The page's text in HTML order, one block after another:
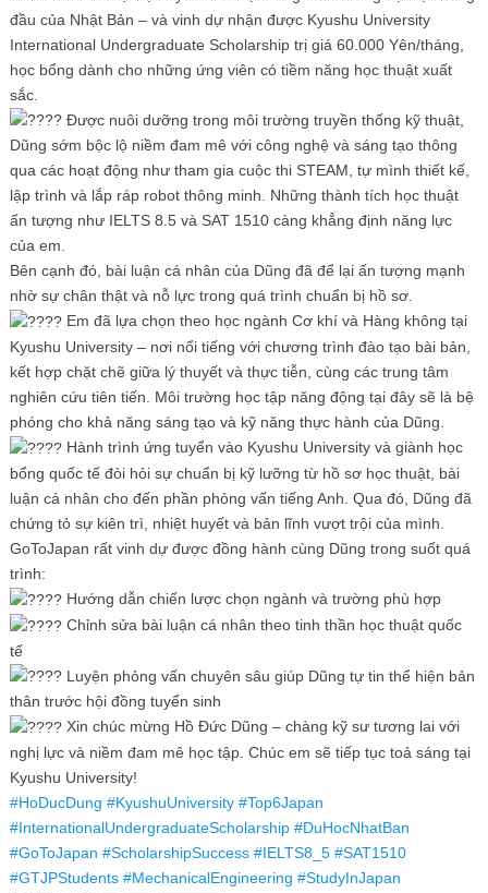
đầu của Nhật Bản – và vinh dự nhận được Kyushu University
International Undergraduate Scholarship trị giá 60.000 Yên/tháng,
học bổng dành cho những ứng viên có tiềm năng học thuật xuất
sắc.
Được nuôi dưỡng trong môi trường truyền thống kỹ thuật,
Dũng sớm bộc lộ niềm đam mê với công nghệ và sáng tạo thông
qua các hoạt động như tham gia cuộc thi STEAM, tự mình thiết kế,
lập trình và lắp ráp robot thông minh. Những thành tích học thuật
ấn tượng như IELTS 8.5 và SAT 1510 càng khẳng định năng lực
của em.
Bên cạnh đó, bài luận cá nhân của Dũng đã để lại ấn tượng mạnh
nhờ sự chân thật và nỗ lực trong quá trình chuẩn bị hồ sơ.
Em đã lựa chọn theo học ngành Cơ khí và Hàng không tại
Kyushu University – nơi nổi tiếng với chương trình đào tạo bài bản,
kết hợp chặt chẽ giữa lý thuyết và thực tiễn, cùng các trung tâm
nghiên cứu tiên tiến. Môi trường học tập năng động tại đây sẽ là bệ
phóng cho khả năng sáng tạo và kỹ năng thực hành của Dũng.
Hành trình ứng tuyển vào Kyushu University và giành học
bổng quốc tế đòi hỏi sự chuẩn bị kỹ lưỡng từ hồ sơ học thuật, bài
luận cá nhân cho đến phần phỏng vấn tiếng Anh. Qua đó, Dũng đã
chứng tỏ sự kiên trì, nhiệt huyết và bản lĩnh vượt trội của mình.
GoToJapan rất vinh dự được đồng hành cùng Dũng trong suốt quá
trình:
Hướng dẫn chiến lược chọn ngành và trường phù hợp
Chỉnh sửa bài luận cá nhân theo tinh thần học thuật quốc
tế
Luyện phỏng vấn chuyên sâu giúp Dũng tự tin thể hiện bản
thân trước hội đồng tuyển sinh
Xin chúc mừng Hồ Đức Dũng – chàng kỹ sư tương lai với
nghị lực và niềm đam mê học tập. Chúc em sẽ tiếp tục toả sáng tại
Kyushu University!
#HoDucDung #KyushuUniversity #Top6Japan
#InternationalUndergraduateScholarship #DuHocNhatBan
#GoToJapan #ScholarshipSuccess #IELTS8_5 #SAT1510
#GTJPStudents #MechanicalEngineering #StudyInJapan